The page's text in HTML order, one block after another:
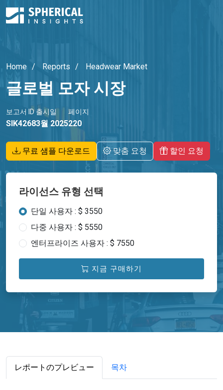
Home Reports Headwear Market
글로벌 모자 시장
보고서 ID
SIK4268
출시일
3월 2025
페이지
220
무료 샘플 다운로드 맞춤 요청 할인 요청
라이선스 유형 선택
단일 사용자 : $ 3550
다중 사용자 : $ 5550
엔터프라이즈 사용자 : $ 7550
지금 구매하기
レポートのプレビュー 목차